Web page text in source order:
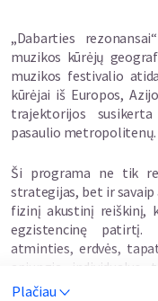
„Dabarties
muzikos kūrėjų
muzikos festivalio
kūrėjai iš Europos,
trajektorijos
pasaulio metropolitenų.
Ši programa ne tik
strategijas, bet ir
fizinį akustinį reiškinį,
egzistencinę patirtį.
atminties, erdvės,
apjungia
garsinių struktūrų
Plačiau